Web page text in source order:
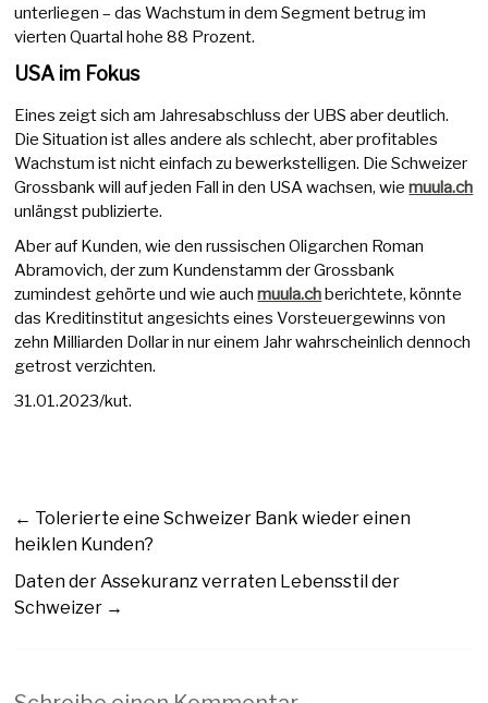
unterliegen – das Wachstum in dem Segment betrug im
vierten Quartal hohe 88 Prozent.
USA im Fokus
Eines zeigt sich am Jahresabschluss der UBS aber deutlich.
Die Situation ist alles andere als schlecht, aber profitables
Wachstum ist nicht einfach zu bewerkstelligen. Die Schweizer
Grossbank will auf jeden Fall in den USA wachsen, wiemuula.ch
unlängst publizierte.
Aber auf Kunden, wie den russischen Oligarchen Roman
Abramovich, der zum Kundenstamm der Grossbank
zumindest gehörte und wie auchmuula.chberichtete, könnte
das Kreditinstitut angesichts eines Vorsteuergewinns von
zehn Milliarden Dollar in nur einem Jahr wahrscheinlich dennoch
getrost verzichten.
31.01.2023/kut.
← Tolerierte eine Schweizer Bank wieder einen
heiklen Kunden?
Daten der Assekuranz verraten Lebensstil der
Schweizer →